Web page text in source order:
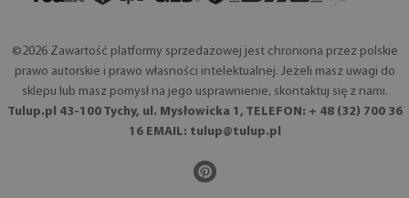
©2026 Zawartość platformy sprzedażowej jest chroniona przez polskie
prawo autorskie i prawo własności intelektualnej. Jeżeli masz uwagi do
sklepu lub masz pomysł na jego usprawnienie, skontaktuj się z nami.
Tulup.pl 43-100 Tychy, ul. Mysłowicka 1, TELEFON: + 48 (32) 700 36
16 EMAIL: tulup@tulup.pl